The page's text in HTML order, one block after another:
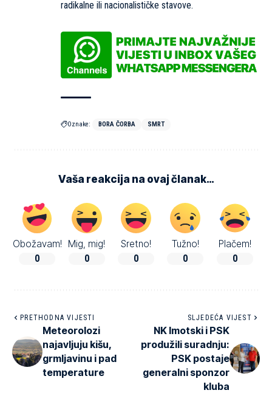
radikalne ili nacionalističke stavove.
Oznake: BORA ČORBA SMRT
Vaša reakcija na ovaj članak…
Obožavam!
0
Mig, mig!
0
Sretno!
0
Tužno!
0
Plačem!
0
PRETHODNA VIJESTI
Meteorolozi
najavljuju kišu,
grmljavinu i pad
temperature
SLJEDEĆA VIJEST
NK Imotski i PSK
produžili suradnju:
PSK postaje
generalni sponzor
kluba